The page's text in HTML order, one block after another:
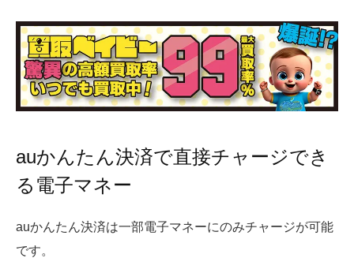
auかんたん決済で直接チャージでき
る電子マネー
auかんたん決済は一部電子マネーにのみチャージが可能
です。